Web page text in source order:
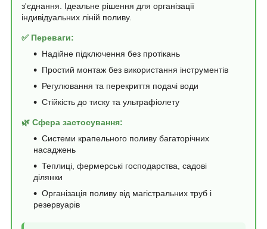
з'єднання. Ідеальне рішення для організації
індивідуальних ліній поливу.
✅ Переваги:
Надійне підключення без протікань
Простий монтаж без використання інструментів
Регулювання та перекриття подачі води
Стійкість до тиску та ультрафіолету
🌿 Сфера застосування:
Системи крапельного поливу багаторічних
насаджень
Теплиці, фермерські господарства, садові
ділянки
Організація поливу від магістральних труб і
резервуарів